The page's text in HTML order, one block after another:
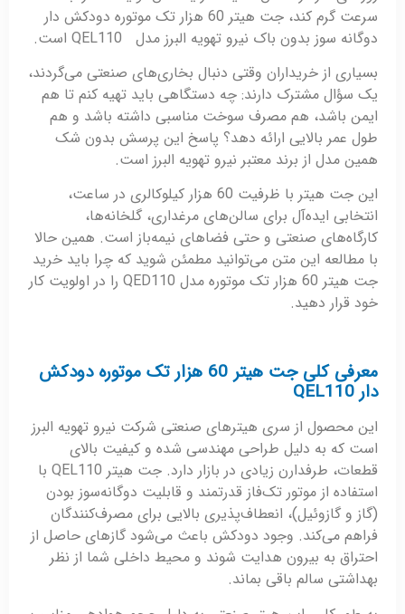
‌سرعت گرم کند، جت هیتر 60 هزار تک موتوره دودکش دار
دوگانه سوز بدون باک نیرو تهویه البرز مدل QEL110 است.
بسیاری از خریداران وقتی دنبال بخاری‌های صنعتی می‌گردند،
یک سؤال مشترک دارند: چه دستگاهی باید تهیه کنم تا هم
ایمن باشد، هم مصرف سوخت مناسبی داشته باشد و هم
طول عمر بالایی ارائه دهد؟ پاسخ این پرسش بدون شک
همین مدل از برند معتبر نیرو تهویه البرز است.
این جت هیتر با ظرفیت 60 هزار کیلوکالری در ساعت،
انتخابی ایده‌آل برای سالن‌های مرغداری، گلخانه‌ها،
کارگاه‌های صنعتی و حتی فضاهای نیمه‌باز است. همین حالا
با مطالعه این متن می‌توانید مطمئن شوید که چرا باید خرید
جت هیتر 60 هزار تک موتوره مدل QED110 را در اولویت کار
خود قرار دهید.
معرفی کلی جت هیتر 60 هزار تک موتوره دودکش
دار QEL110
این محصول از سری هیترهای صنعتی شرکت نیرو تهویه البرز
است که به دلیل طراحی مهندسی‌ شده و کیفیت بالای
قطعات، طرفدارن زیادی در بازار دارد. جت هیتر QEL110 با
استفاده از موتور تک‌فاز قدرتمند و قابلیت دوگانه‌سوز بودن
(گاز و گازوئیل)، انعطاف‌پذیری بالایی برای مصرف‌کنندگان
فراهم می‌کند. وجود دودکش باعث می‌شود گازهای حاصل از
احتراق به بیرون هدایت شوند و محیط داخلی شما از نظر
بهداشتی سالم باقی بماند.